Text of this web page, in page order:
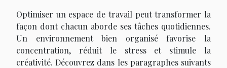
Optimiser un espace de travail peut transformer la
façon dont chacun aborde ses tâches quotidiennes.
Un environnement bien organisé favorise la
concentration, réduit le stress et stimule la
créativité. Découvrez dans les paragraphes suivants